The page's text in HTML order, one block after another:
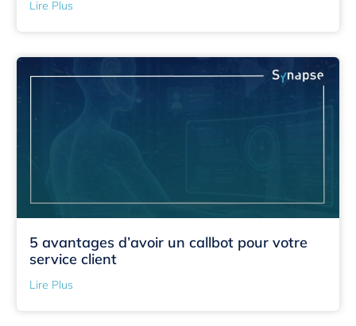
Lire Plus
5 avantages d’avoir un callbot pour votre
service client
Lire Plus